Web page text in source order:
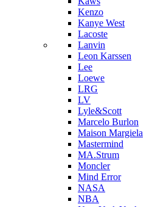
Kenzo
Kanye West
Lacoste
Lanvin
Leon Karssen
Lee
Loewe
LRG
LV
Lyle&Scott
Marcelo Burlon
Maison Margiela
Mastermind
MA.Strum
Moncler
Mind Error
NASA
NBA